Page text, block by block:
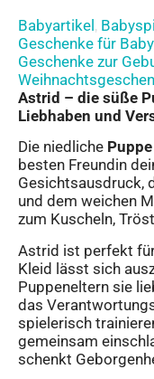
Babyartikel,
Geschenke für
Geschenke zur
Astrid – die süße
Liebhaben und
Die niedliche
besten Freundin
Gesichtsausdruck,
und dem weichen
zum Kuscheln,
Astrid ist perfekt
Kleid lässt sich
Puppeneltern sie
das
spielerisch
gemeinsam
schenkt